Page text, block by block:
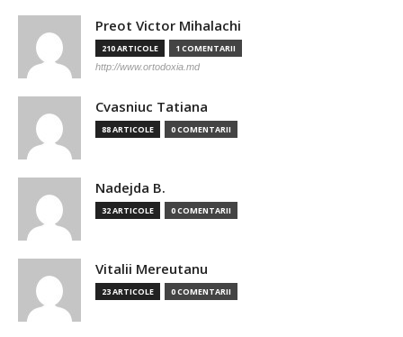
Preot Victor Mihalachi
210 ARTICOLE 1 COMENTARII
http://www.ortodoxia.md
Cvasniuc Tatiana
88 ARTICOLE 0 COMENTARII
Nadejda B.
32 ARTICOLE 0 COMENTARII
Vitalii Mereutanu
23 ARTICOLE 0 COMENTARII